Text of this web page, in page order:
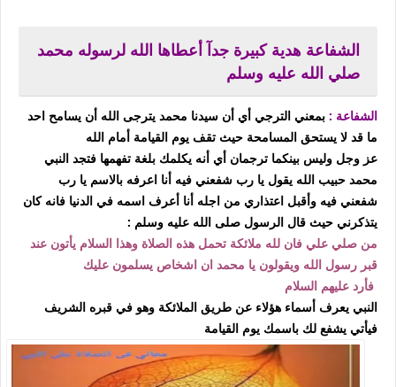
الشفاعة هدية كبيرة جدآ أعطاها الله لرسوله محمد
صلي الله عليه وسلم
الشفاعة : بمعني الترجي أي أن سيدنا محمد يترجى الله أن يسامح احد
ما قد لا يستحق المسامحة حيث تقف يوم القيامة أمام الله
عز وجل وليس بينكما ترجمان أي أنه يكلمك بلغة تفهمها فتجد النبي
محمد حبيب الله يقول يا رب شفعني فيه أنا اعرفه بالاسم يا رب
شفعني فيه وأقبل اعتذاري من اجله أنا أعرف اسمه في الدنيا فانه كان
يتذكرني حيث قال الرسول صلى الله عليه وسلم :
من صلي علي فان لله ملائكة تحمل هذه الصلاة وهذا السلام يأتون عند
قبر رسول الله ويقولون يا محمد ان اشخاص يسلمون عليك
فأرد عليهم السلام
النبي يعرف أسماء هؤلاء عن طريق الملائكة وهو في قبره الشريف
فيأتي يشفع لك باسمك يوم القيامة